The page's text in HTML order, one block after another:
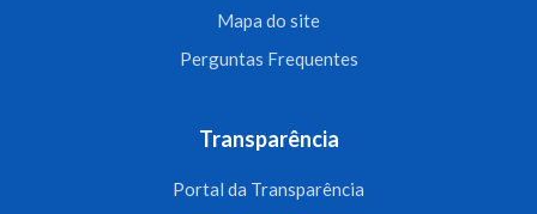
Mapa do site
Perguntas Frequentes
Transparência
Portal da Transparência